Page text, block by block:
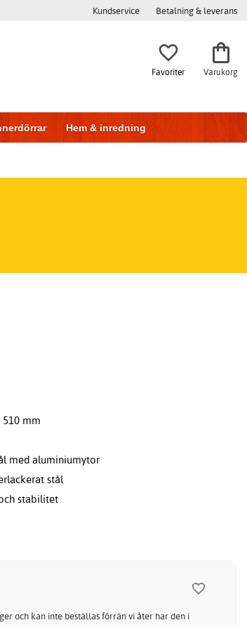
Kundservice Betalning & leverans
Favoriter Varukorg
Hem & inredning
mm
med aluminiumytor
stål
stabilitet
och kan inte beställas förrän vi åter har den i